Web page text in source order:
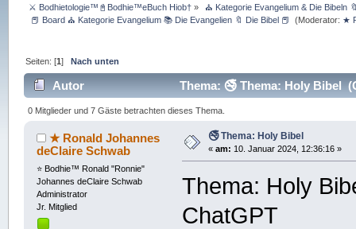
⚔ Bodhietologie™📓Bodhie™eBuch Hiob† »
⛪ Kategorie Evangelium & Die Bibeln
📕 Board ⛪ Kategorie Evangelium 📚 Die Evangelien 🔖 Die Bibel 📕
(Moderator: ★
Seiten: [1]Nach unten
Autor Thema: 🚭 Thema: Holy Bibel
0 Mitglieder und 7 Gäste betrachten dieses Thema.
★ Ronald Johannes
deClaire Schwab
⭐️ Bodhie™ Ronald "Ronnie"
Johannes deClaire Schwab
Administrator
Jr. Mitglied
🚭 Thema: Holy Bibel
« am: 10. Januar 2024, 12:36:16 »
Thema: Holy
ChatGPT